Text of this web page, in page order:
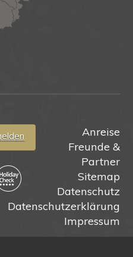
Anreise
Freunde &
Partner
Sitemap
Datenschutz
Datenschutzerklärung
Impressum